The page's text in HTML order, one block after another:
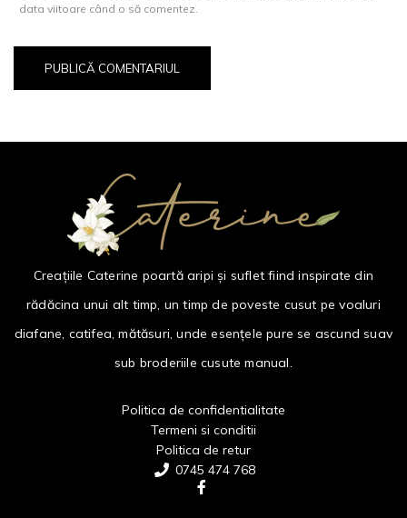
data viitoare când o să comentez.
Creațiile Caterine poartă aripi și suflet fiind inspirate din
rădăcina unui alt timp, un timp de poveste cusut pe voaluri
diafane, catifea, mătăsuri, unde esențele pure se ascund suav
sub broderiile cusute manual.
Politica de confidentialitate
Termeni si conditii
Politica de retur
0745 474 768